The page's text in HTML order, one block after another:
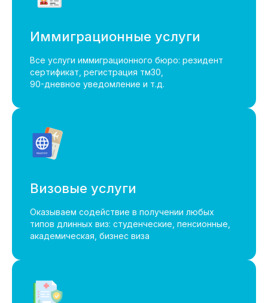
Иммиграционные услуги
Все услуги иммиграционного бюро: резидент
сертификат, регистрация тм30,
90-дневное уведомление и т.д.
Визовые услуги
Оказываем содействие в получении любых
типов длинных виз: студенческие, пенсионные,
академическая, бизнес виза
449 250 Phratamnak Road Muang
Pattaya, Bang Lamung District, Chon Buri
20150, Таиланд
Часы работы: 09:00-18:00
Subdistrict, Sathon, Bangkok 10120,
Офис Паттайя на Google картах:
Офис Бангкок на Google картах: